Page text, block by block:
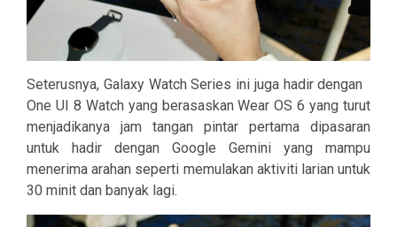
Seterusnya, Galaxy Watch Series ini juga hadir dengan
One UI 8 Watch yang berasaskan Wear OS 6 yang turut
menjadikanya jam tangan pintar pertama dipasaran
untuk hadir dengan Google Gemini yang mampu
menerima arahan seperti memulakan aktiviti larian untuk
30 minit dan banyak lagi.